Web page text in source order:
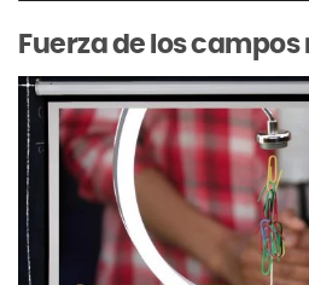
Fuerzade loscampos